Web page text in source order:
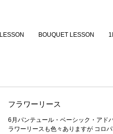
LESSON BOUQUET LESSON
フラワーリース
6月パンテュール・ベーシック・アド
ラワーリースも色々ありますが コロ